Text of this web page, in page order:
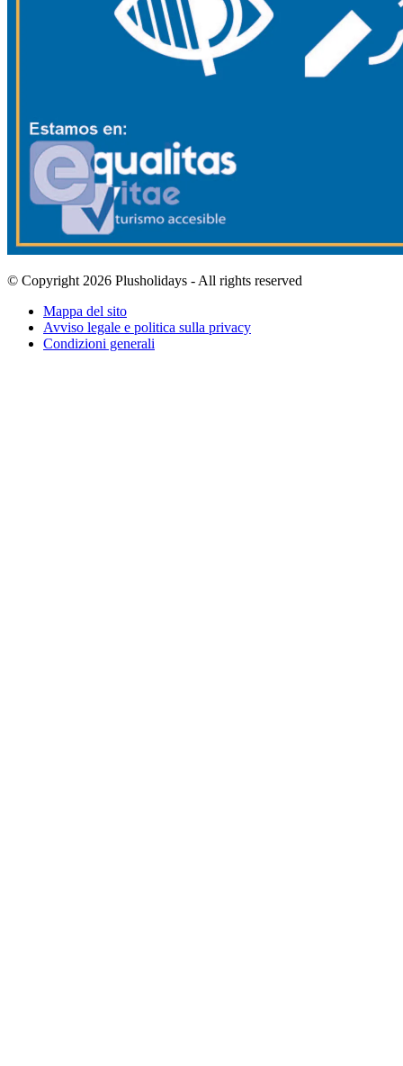
© Copyright 2026 Plusholidays - All rights reserved
Mappa del sito
Avviso legale e politica sulla privacy
Condizioni generali